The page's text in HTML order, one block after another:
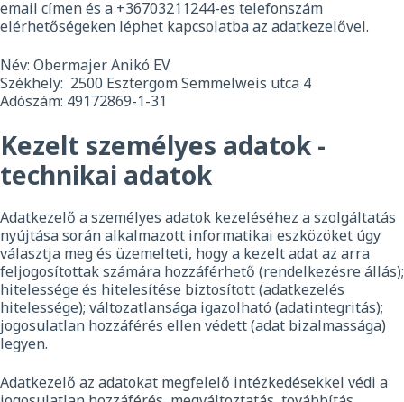
email címen és a +36703211244-es telefonszám
elérhetőségeken léphet kapcsolatba az adatkezelővel.
Név: Obermajer Anikó EV
Székhely: 2500 Esztergom Semmelweis utca 4
Adószám: 49172869-1-31
Kezelt személyes adatok -
technikai adatok
Adatkezelő a személyes adatok kezeléséhez a szolgáltatás
nyújtása során alkalmazott informatikai eszközöket úgy
választja meg és üzemelteti, hogy a kezelt adat az arra
feljogosítottak számára hozzáférhető (rendelkezésre állás);
hitelessége és hitelesítése biztosított (adatkezelés
hitelessége); változatlansága igazolható (adatintegritás);
jogosulatlan hozzáférés ellen védett (adat bizalmassága)
legyen.
Adatkezelő az adatokat megfelelő intézkedésekkel védi a